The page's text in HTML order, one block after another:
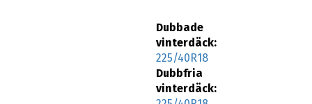
Dubbade
vinterdäck:
225/40R18
Dubbfria
vinterdäck: